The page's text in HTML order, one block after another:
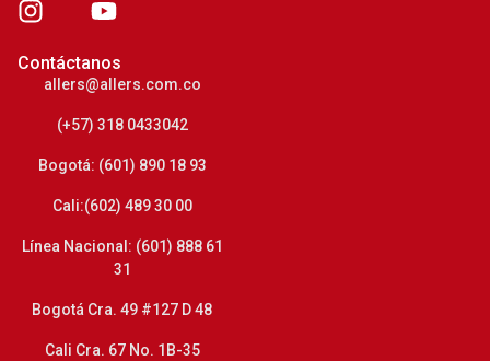
Contáctanos
allers@allers.com.co
(+57) 318 0433042
Bogotá: (601) 890 18 93
Cali:(602) 489 30 00
Línea Nacional: (601) 888 61
31
Bogotá Cra. 49 #127 D 48
Cali Cra. 67 No. 1B-35